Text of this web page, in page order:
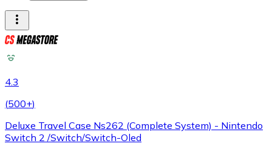
4.3
(500+)
Deluxe Travel Case Ns262 (Complete System) - Nintendo
Switch 2 /Switch/Switch-Oled